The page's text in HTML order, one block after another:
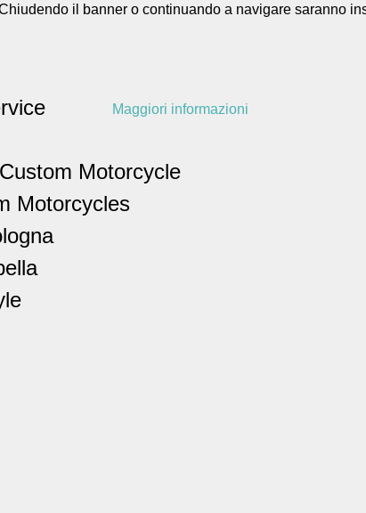
Motorcycle
Motorcycles
il banner o continuando a navigare saranno
Maggiori informazioni